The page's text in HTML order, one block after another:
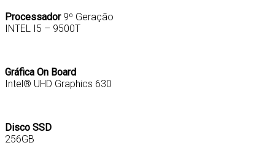
Processador 9º Geração
INTEL I5 – 9500T
Gráfica On Board
Intel® UHD Graphics 630
Disco SSD
256GB